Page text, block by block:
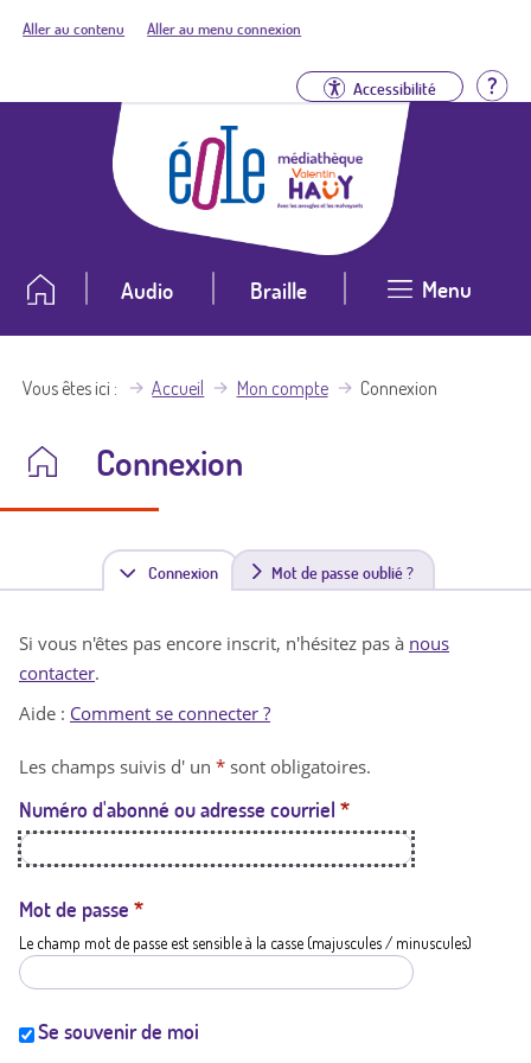
Aller au contenu Aller au menu connexion
Accessibilité
Audio Braille Menu
Vous êtes ici Accueil Mon compte Connexion
Connexion
Connexion(
n
t
a
t
i
Mot de passe oublié ?
Si vous n'êtes pas encore inscrit, n'hésitez pas à nous
contacter.
Aide : Comment se connecter ?
Les champs suivis d' un * sont obligatoires.
Numéro d'abonné ou adresse courriel *
Mot de passe *
Le champ mot de passe est sensible à la casse (majuscules / minuscules)
Se souvenir de moi